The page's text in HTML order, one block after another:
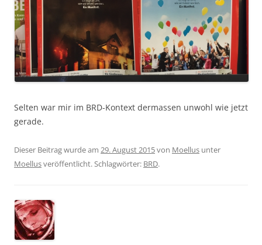
Selten war mir im BRD-Kontext dermassen unwohl wie jetzt
gerade.
Dieser Beitrag wurde am 29. August 2015von Moellus unter
Moellusveröffentlicht. Schlagwörter: BRD.